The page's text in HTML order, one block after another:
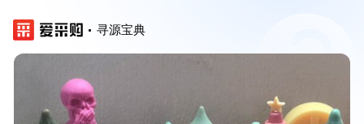
寻源宝典